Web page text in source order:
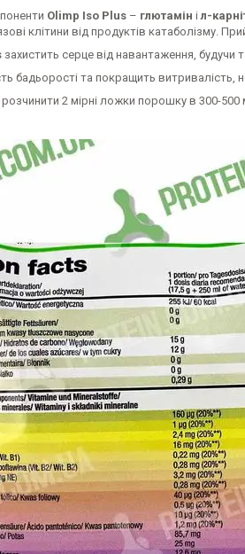
Olimp Iso Plus – глютамін іл-
клітини від продуктів катаболізму.
захистить серце від навантаження,
бадьорості та покращить
розчинити 2 мірні ложки порошку в 300-500